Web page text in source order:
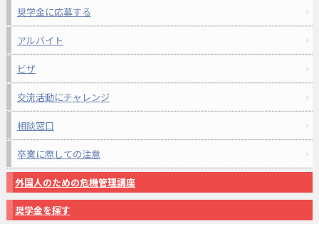
奨学金に応募する
アルバイト
ビザ
交流活動にチャレンジ
相談窓口
卒業に際しての注意
外国人のための危機管理講座
奨学金を探す